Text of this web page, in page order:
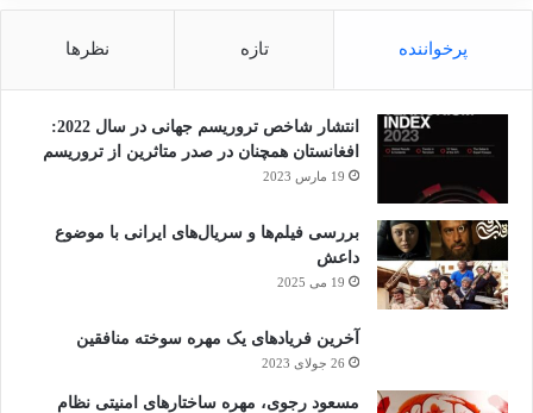
پرخواننده تازه نظرها
انتشار شاخص تروریسم جهانی در سال 2022:
افغانستان همچنان در صدر متاثرین از تروریسم
19 مارس 2023
بررسی فیلم‌ها و سریال‌های ایرانی با موضوع
داعش
19 می 2025
آخرین فریادهای یک مهره سوخته منافقین
26 جولای 2023
مسعود رجوی، مهره ساختارهای امنیتی نظام